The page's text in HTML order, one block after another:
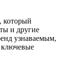
который
и другие
узнаваемым,
ключевые